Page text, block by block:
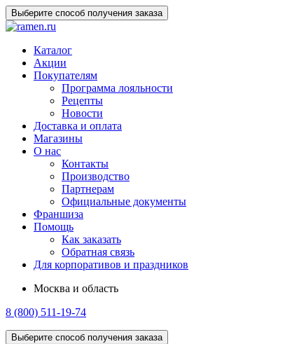
Выберите способ получения заказа
Каталог
Акции
Покупателям
Программа лояльности
Рецепты
Новости
Доставка и оплата
Магазины
О нас
Контакты
Производство
Партнерам
Официальные документы
Франшиза
Помощь
Как заказать
Обратная связь
Для корпоративов и праздников
Москва и область
8 (800) 511-19-74
Выберите способ получения заказа